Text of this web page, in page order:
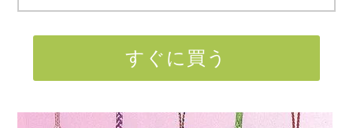
すぐに買う